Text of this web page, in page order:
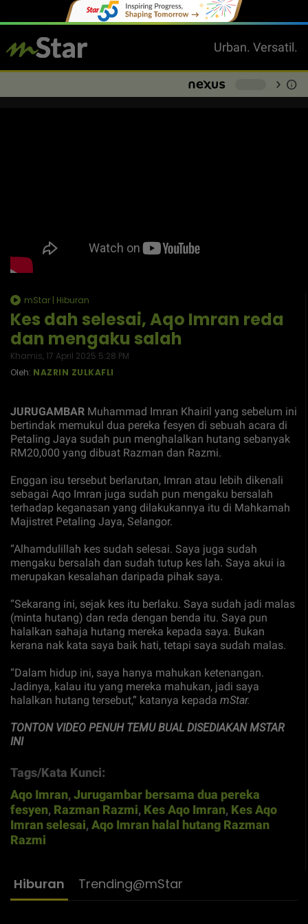
Urban. Versatil.
chevron_right info
mStar | Hiburan
Kes dah selesai, Aqo Imran reda
dan mengaku salah
Khamis, 17 April 2025 5:28 PM
Oleh: NAZRIN ZULKAFLI
JURUGAMBAR Muhammad Imran Khairil yang sebelum ini
bertindak memukul dua pereka fesyen di sebuah acara di
Petaling Jaya sudah pun menghalalkan hutang sebanyak
RM20,000 yang dibuat Razman dan Razmi.
Enggan isu tersebut berlarutan, Imran atau lebih dikenali
sebagai Aqo Imran juga sudah pun mengaku bersalah
terhadap keganasan yang dilakukannya itu di Mahkamah
Majistret Petaling Jaya, Selangor.
“Alhamdulillah kes sudah selesai. Saya juga sudah
mengaku bersalah dan sudah tutup kes lah. Saya akui ia
merupakan kesalahan daripada pihak saya.
“Sekarang ini, sejak kes itu berlaku. Saya sudah jadi malas
(minta hutang) dan reda dengan benda itu. Saya pun
halalkan sahaja hutang mereka kepada saya. Bukan
kerana nak kata saya baik hati, tetapi saya sudah malas.
“Dalam hidup ini, saya hanya mahukan ketenangan.
Jadinya, kalau itu yang mereka mahukan, jadi saya
halalkan hutang tersebut,” katanya kepada mStar.
TONTON VIDEO PENUH TEMU BUAL DISEDIAKAN MSTAR
INI
Tags/Kata Kunci:
Aqo Imran,Jurugambar bersama dua pereka
fesyen, Razman Razmi, Kes Aqo Imran, Kes Aqo
Imran selesai,Aqo Imran halal hutang Razman
Razmi
Hiburan Trending@mStar